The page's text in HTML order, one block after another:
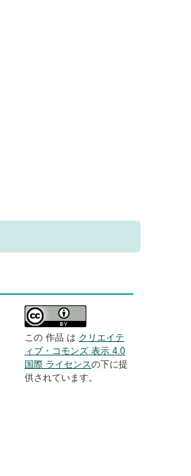
この 作品 は クリエイテ
ィブ・コモンズ 表示 4.0
国際 ライセンスの下に提
供されています。